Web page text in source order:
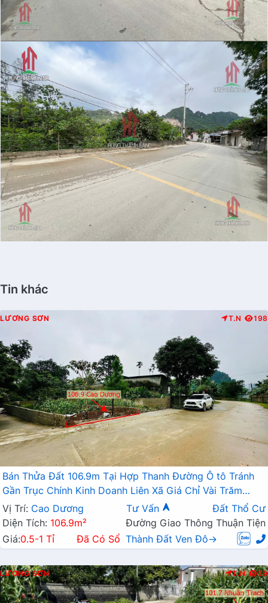
Tin khác
LƯƠNG SƠN T.N 198
Bán Thửa Đất 106.9m Tại Hợp Thanh Đường Ô tô Tránh
Gần Trục Chính Kinh Doanh Liên Xã Giá Chỉ Vài Trăm
Triệu
Vị Trí: Cao Dương Tư Vấn
Đất Thổ Cư
Diện Tích: 106.9m²
Đường Giao Thông Thuận Tiện
Giá:0.5-1 Tỉ Đã Có Sổ Thành Đất Ven Đô→
LƯƠNG SƠN T.N 39